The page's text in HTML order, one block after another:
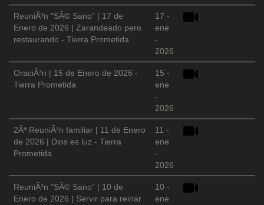
ReuniÃ³n "SÃ© Sano" | 17 de
Enero de 2026 | Zarandeado pero
restaurando - Tierra Prometida
17 -
ene
-
2026
OraciÃ³n | 15 de Enero de 2026 -
Tierra Prometida
15 -
ene
-
2026
2Âª ReuniÃ³n familiar | 11 de Enero
de 2026 | Dios es luz - Tierra
Prometida
11 -
ene
-
2026
ReuniÃ³n "SÃ© Sano" | 10 de
Enero de 2026 | Servir para reinar
10 -
ene